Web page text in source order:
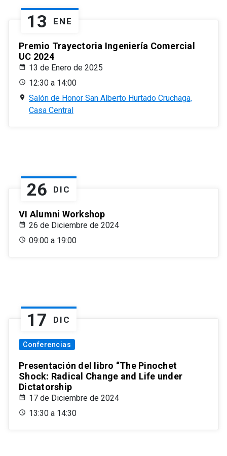
13 ENE
Premio Trayectoria Ingeniería Comercial
UC 2024
13 de Enero de 2025
12:30 a 14:00
Salón de Honor San Alberto Hurtado Cruchaga,
Casa Central
26 DIC
VI Alumni Workshop
26 de Diciembre de 2024
09:00 a 19:00
17 DIC
Conferencias
Presentación del libro “The Pinochet
Shock: Radical Change and Life under
Dictatorship
17 de Diciembre de 2024
13:30 a 14:30